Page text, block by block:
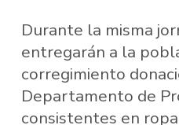
Durante la misma
entregarán a la
corregimiento
Departamento de
consistentes en